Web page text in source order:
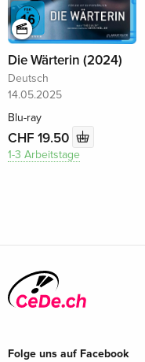
Die Wärterin (2024)
Deutsch
14.05.2025
Blu-ray
CHF 19.50
1-3 Arbeitstage
Folge uns auf Facebook